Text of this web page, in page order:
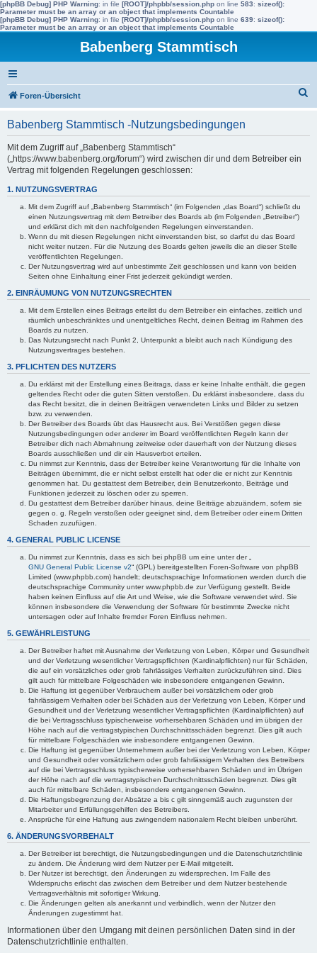
[phpBB Debug] PHP Warning: in file [ROOT]/phpbb/session.php on line 583: sizeof():
Parameter must be an array or an object that implements Countable
[phpBB Debug] PHP Warning: in file [ROOT]/phpbb/session.php on line 639: sizeof():
Parameter must be an array or an object that implements Countable
Babenberg Stammtisch
Foren-Übersicht
Babenberg Stammtisch -Nutzungsbedingungen
Mit dem Zugriff auf „Babenberg Stammtisch“
(„https://www.babenberg.org/forum“) wird zwischen dir und dem Betreiber ein
Vertrag mit folgenden Regelungen geschlossen:
1. NUTZUNGSVERTRAG
Mit dem Zugriff auf „Babenberg Stammtisch“ (im Folgenden „das Board“) schließt du
einen Nutzungsvertrag mit dem Betreiber des Boards ab (im Folgenden „Betreiber“)
und erklärst dich mit den nachfolgenden Regelungen einverstanden.
Wenn du mit diesen Regelungen nicht einverstanden bist, so darfst du das Board
nicht weiter nutzen. Für die Nutzung des Boards gelten jeweils die an dieser Stelle
veröffentlichten Regelungen.
Der Nutzungsvertrag wird auf unbestimmte Zeit geschlossen und kann von beiden
Seiten ohne Einhaltung einer Frist jederzeit gekündigt werden.
2. EINRÄUMUNG VON NUTZUNGSRECHTEN
Mit dem Erstellen eines Beitrags erteilst du dem Betreiber ein einfaches, zeitlich und
räumlich unbeschränktes und unentgeltliches Recht, deinen Beitrag im Rahmen des
Boards zu nutzen.
Das Nutzungsrecht nach Punkt 2, Unterpunkt a bleibt auch nach Kündigung des
Nutzungsvertrages bestehen.
3. PFLICHTEN DES NUTZERS
Du erklärst mit der Erstellung eines Beitrags, dass er keine Inhalte enthält, die gegen
geltendes Recht oder die guten Sitten verstoßen. Du erklärst insbesondere, dass du
das Recht besitzt, die in deinen Beiträgen verwendeten Links und Bilder zu setzen
bzw. zu verwenden.
Der Betreiber des Boards übt das Hausrecht aus. Bei Verstößen gegen diese
Nutzungsbedingungen oder anderer im Board veröffentlichten Regeln kann der
Betreiber dich nach Abmahnung zeitweise oder dauerhaft von der Nutzung dieses
Boards ausschließen und dir ein Hausverbot erteilen.
Du nimmst zur Kenntnis, dass der Betreiber keine Verantwortung für die Inhalte von
Beiträgen übernimmt, die er nicht selbst erstellt hat oder die er nicht zur Kenntnis
genommen hat. Du gestattest dem Betreiber, dein Benutzerkonto, Beiträge und
Funktionen jederzeit zu löschen oder zu sperren.
Du gestattest dem Betreiber darüber hinaus, deine Beiträge abzuändern, sofern sie
gegen o. g. Regeln verstoßen oder geeignet sind, dem Betreiber oder einem Dritten
Schaden zuzufügen.
4. GENERAL PUBLIC LICENSE
Du nimmst zur Kenntnis, dass es sich bei phpBB um eine unter der „
GNU General Public License v2“ (GPL) bereitgestellten Foren-Software von phpBB
Limited (www.phpbb.com) handelt; deutschsprachige Informationen werden durch die
deutschsprachige Community unter www.phpbb.de zur Verfügung gestellt. Beide
haben keinen Einfluss auf die Art und Weise, wie die Software verwendet wird. Sie
können insbesondere die Verwendung der Software für bestimmte Zwecke nicht
untersagen oder auf Inhalte fremder Foren Einfluss nehmen.
5. GEWÄHRLEISTUNG
Der Betreiber haftet mit Ausnahme der Verletzung von Leben, Körper und Gesundheit
und der Verletzung wesentlicher Vertragspflichten (Kardinalpflichten) nur für Schäden,
die auf ein vorsätzliches oder grob fahrlässiges Verhalten zurückzuführen sind. Dies
gilt auch für mittelbare Folgeschäden wie insbesondere entgangenen Gewinn.
Die Haftung ist gegenüber Verbrauchern außer bei vorsätzlichem oder grob
fahrlässigem Verhalten oder bei Schäden aus der Verletzung von Leben, Körper und
Gesundheit und der Verletzung wesentlicher Vertragspflichten (Kardinalpflichten) auf
die bei Vertragsschluss typischerweise vorhersehbaren Schäden und im übrigen der
Höhe nach auf die vertragstypischen Durchschnittsschäden begrenzt. Dies gilt auch
für mittelbare Folgeschäden wie insbesondere entgangenen Gewinn.
Die Haftung ist gegenüber Unternehmern außer bei der Verletzung von Leben, Körper
und Gesundheit oder vorsätzlichem oder grob fahrlässigem Verhalten des Betreibers
auf die bei Vertragsschluss typischerweise vorhersehbaren Schäden und im Übrigen
der Höhe nach auf die vertragstypischen Durchschnittsschäden begrenzt. Dies gilt
auch für mittelbare Schäden, insbesondere entgangenen Gewinn.
Die Haftungsbegrenzung der Absätze a bis c gilt sinngemäß auch zugunsten der
Mitarbeiter und Erfüllungsgehilfen des Betreibers.
Ansprüche für eine Haftung aus zwingendem nationalem Recht bleiben unberührt.
6. ÄNDERUNGSVORBEHALT
Der Betreiber ist berechtigt, die Nutzungsbedingungen und die Datenschutzrichtlinie
zu ändern. Die Änderung wird dem Nutzer per E-Mail mitgeteilt.
Der Nutzer ist berechtigt, den Änderungen zu widersprechen. Im Falle des
Widerspruchs erlischt das zwischen dem Betreiber und dem Nutzer bestehende
Vertragsverhältnis mit sofortiger Wirkung.
Die Änderungen gelten als anerkannt und verbindlich, wenn der Nutzer den
Änderungen zugestimmt hat.
Informationen über den Umgang mit deinen persönlichen Daten sind in der
Datenschutzrichtlinie enthalten.